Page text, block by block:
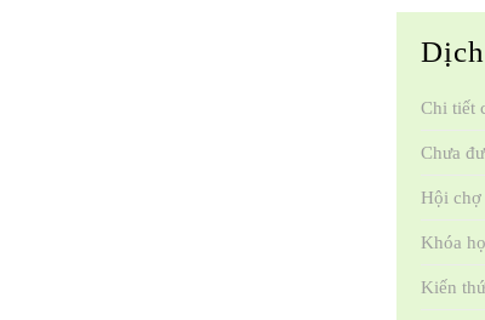
Chi tiết
Chưa
Hội chợ
Khóa
Kiến